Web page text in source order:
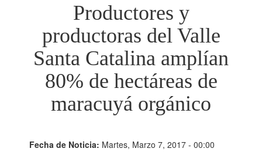
Productores y
productoras del Valle
Santa Catalina amplían
80% de hectáreas de
maracuyá orgánico
Fecha de Noticia: Martes, Marzo 7, 2017 - 00:00